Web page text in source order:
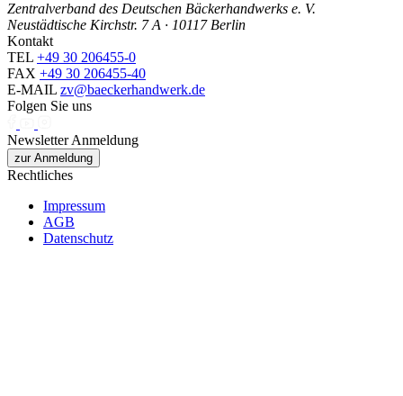
Zentralverband des Deutschen Bäckerhandwerks e. V.
Neustädtische Kirchstr. 7 A · 10117 Berlin
Kontakt
TEL +49 30 206455-0
FAX +49 30 206455-40
E-MAIL zv@baeckerhandwerk.de
Folgen Sie uns
Newsletter Anmeldung
zur Anmeldung
Rechtliches
Impressum
AGB
Datenschutz